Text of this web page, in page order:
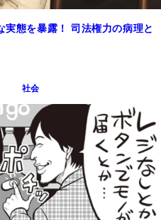
実態を暴露！ 司法権力の病理と
社会